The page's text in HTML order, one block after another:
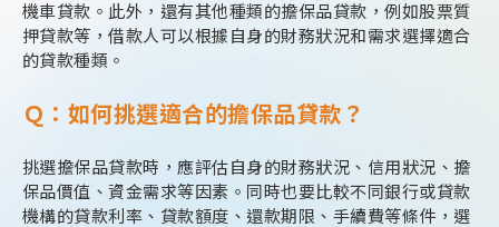
機車貸款。此外，還有其他種類的擔保品貸款，例如股票質
押貸款等，借款人可以根據自身的財務狀況和需求選擇適合
的貸款種類。
Ｑ：如何挑選適合的擔保品貸款？
挑選擔保品貸款時，應評估自身的財務狀況、信用狀況、擔
保品價值、資金需求等因素。同時也要比較不同銀行或貸款
機構的貸款利率、貸款額度、還款期限、手續費等條件，選